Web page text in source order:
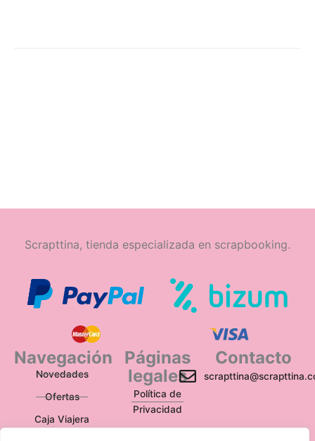
Scrapttina, tienda especializada en scrapbooking.
Navegación
Novedades
Ofertas
Caja Viajera
Páginas
legales
Política de
Privacidad
Contacto